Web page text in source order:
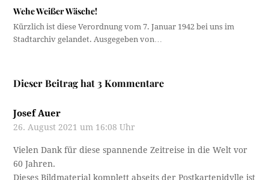
Wehe Weißer Wäsche!
Kürzlich ist diese Verordnung vom 7. Januar 1942 bei uns im
Stadtarchiv gelandet. Ausgegeben von…
Dieser Beitrag hat 3 Kommentare
Josef Auer
26. August 2021 um 16:08 Uhr
Vielen Dank für diese spannende Zeitreise in die Welt vor
60 Jahren.
Dieses Bildmaterial komplett abseits der Postkartenidylle ist